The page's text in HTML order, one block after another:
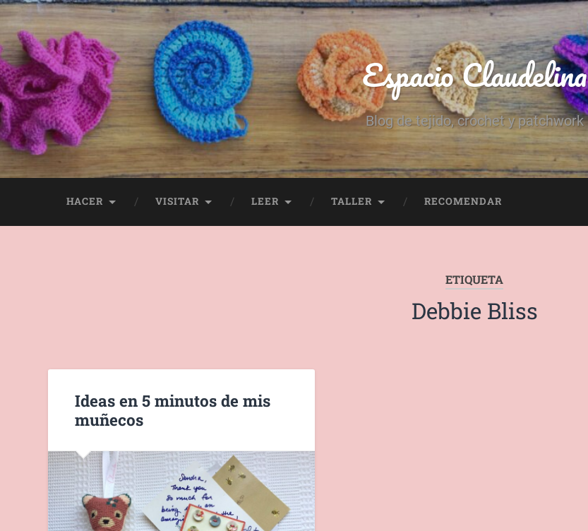
Espacio Claudelina
Blog de tejido, crochet y patchwork
HACER VISITAR LEER TALLER RECOMENDAR
ETIQUETA
Debbie Bliss
Ideas en 5 minutos de mis
muñecos